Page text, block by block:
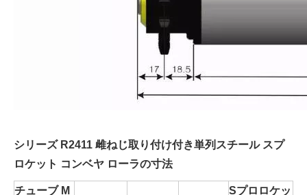
シリーズ R2411 雌ねじ取り付け付き単列スチール スプ
ロケット コンベヤ ローラの寸法
チューブ M
Sプロロケッ